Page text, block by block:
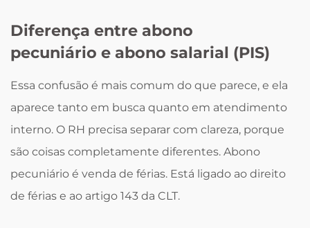
Diferença entre abono
pecuniário e abono salarial (PIS)
Essa confusão é mais comum do que parece, e ela
aparece tanto em busca quanto em atendimento
interno. O RH precisa separar com clareza, porque
são coisas completamente diferentes. Abono
pecuniário é venda de férias. Está ligado ao direito
de férias e ao artigo 143 da CLT.